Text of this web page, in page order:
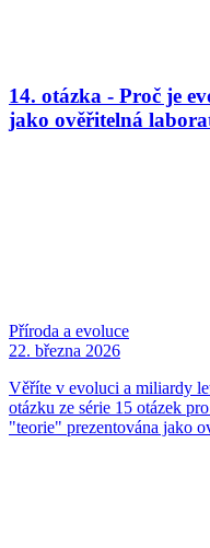
14. otázka - Proč je
jako ověřitelná
Příroda a evoluce
22. března 2026
Věříte v evoluci a miliardy
otázku ze série 15 otázek
"teorie" prezentována jako